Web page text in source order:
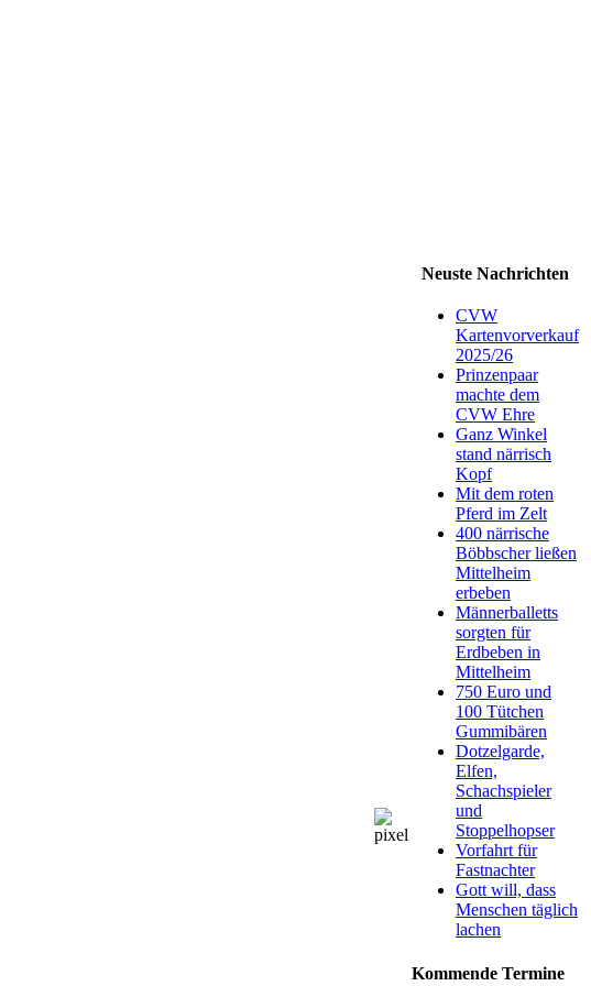
Neuste Nachrichten
CVW
Kartenvorverkauf
2025/26
Prinzenpaar
machte dem
CVW Ehre
Ganz Winkel
stand närrisch
Kopf
Mit dem roten
Pferd im Zelt
400 närrische
Böbbscher ließen
Mittelheim
erbeben
Männerballetts
sorgten für
Erdbeben in
Mittelheim
750 Euro und
100 Tütchen
Gummibären
Dotzelgarde,
Elfen,
Schachspieler
und
Stoppelhopser
Vorfahrt für
Fastnachter
Gott will, dass
Menschen täglich
lachen
Kommende Termine